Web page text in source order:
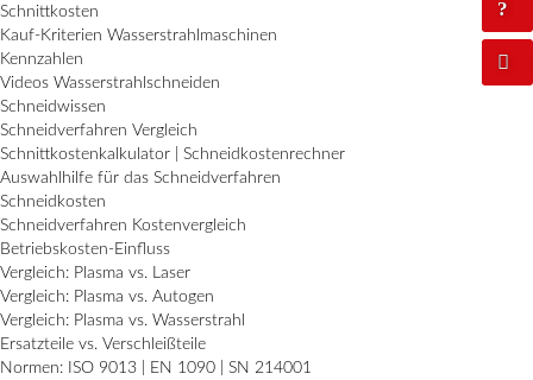
Schnittkosten
Kauf-Kriterien Wasserstrahlmaschinen
Kennzahlen
Videos Wasserstrahlschneiden
Schneidwissen
Schneidverfahren Vergleich
Schnittkostenkalkulator | Schneidkostenrechner
Auswahlhilfe für das Schneidverfahren
Schneidkosten
Schneidverfahren Kostenvergleich
Betriebskosten-Einfluss
Vergleich: Plasma vs. Laser
Vergleich: Plasma vs. Autogen
Vergleich: Plasma vs. Wasserstrahl
Ersatzteile vs. Verschleißteile
Normen: ISO 9013 | EN 1090 | SN 214001